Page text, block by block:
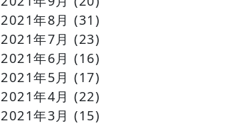
2021年8月 (31)
2021年7月 (23)
2021年6月 (16)
2021年5月 (17)
2021年4月 (22)
2021年3月 (15)